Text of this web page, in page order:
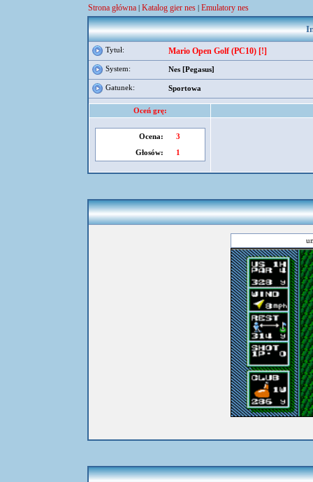
Strona główna | Katalog gier nes | Emulatory nes
Tytuł: Mario Open Golf (PC10) [!]
System: Nes [Pegasus]
Gatunek: Sportowa
Oceń grę:
Ocena:
3
Głosów:
1